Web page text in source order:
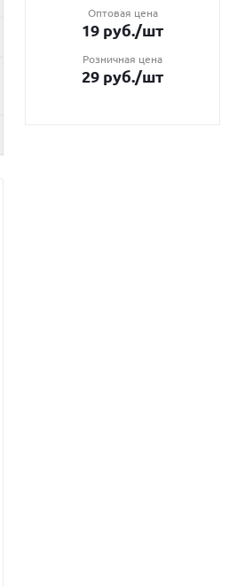
Оптовая цена
19 руб./шт
Розничная цена
29 руб./шт